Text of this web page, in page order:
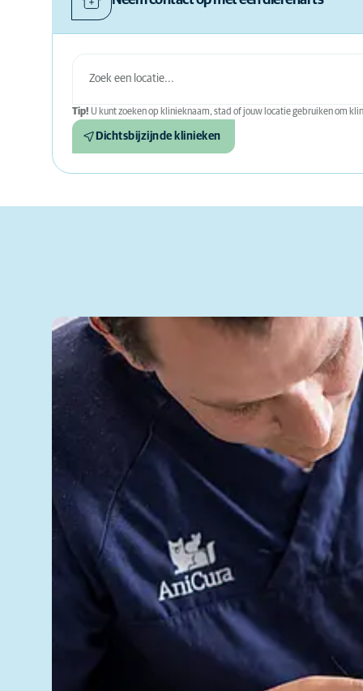
Tip! U kunt zoeken op klinieknaam, stad of jouw locatie gebruiken om
Dichtsbijzijnde klinieken